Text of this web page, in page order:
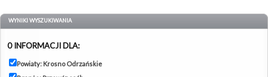
WYNIKI WYSZUKIWANIA
0 INFORMACJI DLA:
Powiaty: Krosno Odrzańskie